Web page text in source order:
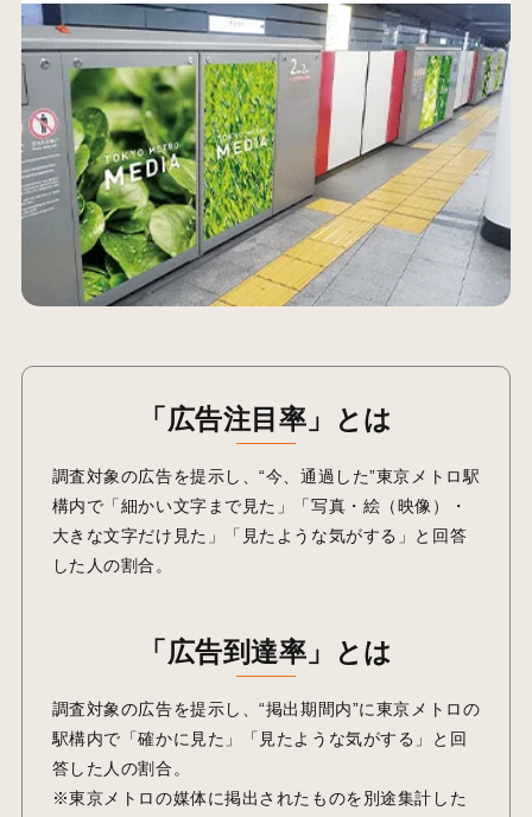
「広告注目率」とは
調査対象の広告を提示し、“今、通過した”東京メトロ駅
構内で「細かい文字まで見た」「写真・絵（映像）・
大きな文字だけ見た」「見たような気がする」と回答
した人の割合。
「広告到達率」とは
調査対象の広告を提示し、“掲出期間内”に東京メトロの
駅構内で「確かに見た」「見たような気がする」と回
答した人の割合。
※東京メトロの媒体に掲出されたものを別途集計した